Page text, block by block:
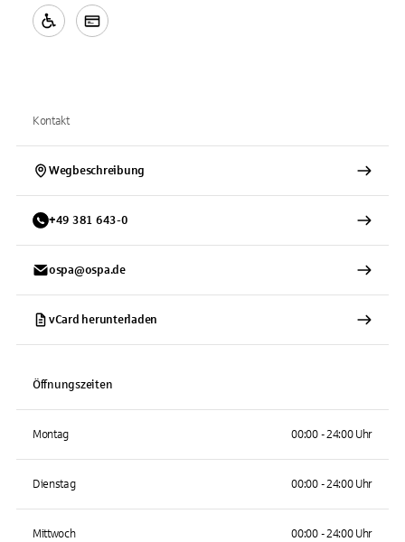
Kontakt
Wegbeschreibung
+49 381 643-0
ospa@ospa.de
vCard herunterladen
Öffnungszeiten
Montag 00:00 - 24:00 Uhr
Dienstag 00:00 - 24:00 Uhr
Mittwoch 00:00 - 24:00 Uhr